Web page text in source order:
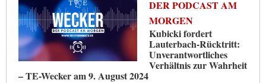
DER PODCAST AM
MORGEN
Kubicki fordert
Lauterbach-Rücktritt:
Unverantwortliches
Verhältnis zur Wahrheit
– TE-Wecker am 9. August 2024